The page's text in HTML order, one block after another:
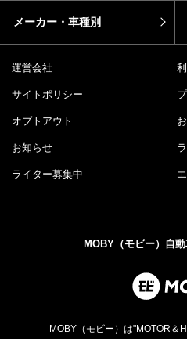
メーカー・車種別
運営会社
サイトポリシー
オプトアウト
お知らせ
ライター募集中
MOBY（モビー）自
MOBY（モビー）は"MOTOR＆